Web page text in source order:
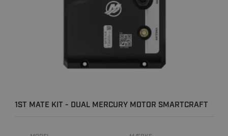
1ST MATE KIT - DUAL MERCURY MOTOR SMARTCRAFT